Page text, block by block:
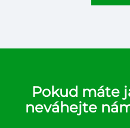
Pokud máte
neváhejte